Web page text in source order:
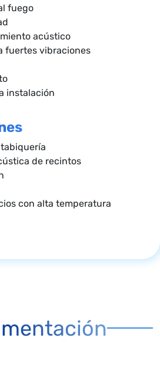
fuego
acústico
fuertes vibraciones
instalación
de recintos
con alta temperatura